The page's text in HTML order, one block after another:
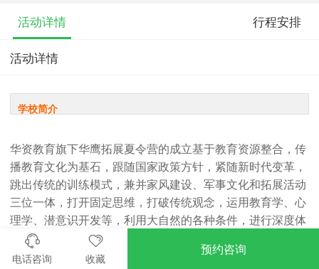
活动详情 行程安排
活动详情
学校简介
华资教育旗下华鹰拓展夏令营的成立基于教育资源整合，传
播教育文化为基石，跟随国家政策方针，紧随新时代变革，
跳出传统的训练模式，兼并家风建设、军事文化和拓展活动
三位一体，打开固定思维，打破传统观念，运用教育学、心
理学、潜意识开发等，利用大自然的各种条件，进行深度体
验和剖析；根据客户需求定制活动方案，专项解决客户问
题，让营员们感受到自己、战友、团队和国家博爱的力量，
电话咨询 收藏
预约咨询